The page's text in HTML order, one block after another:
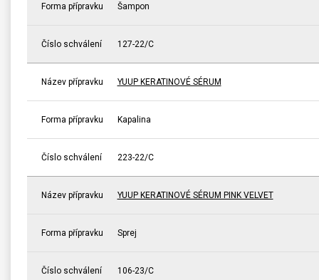
Forma přípravku Šampon
Číslo schválení 127-22/C
Název přípravku YUUP KERATINOVÉ SÉRUM
Forma přípravku Kapalina
Číslo schválení 223-22/C
Název přípravku YUUP KERATINOVÉ SÉRUM PINK VELVET
Forma přípravku Sprej
Číslo schválení 106-23/C